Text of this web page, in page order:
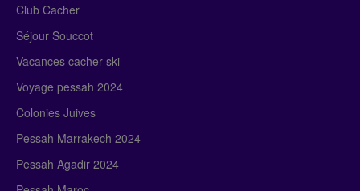
Club Cacher
Séjour Souccot
Vacances cacher ski
Voyage pessah 2024
Colonies Juives
Pessah Marrakech 2024
Pessah Agadir 2024